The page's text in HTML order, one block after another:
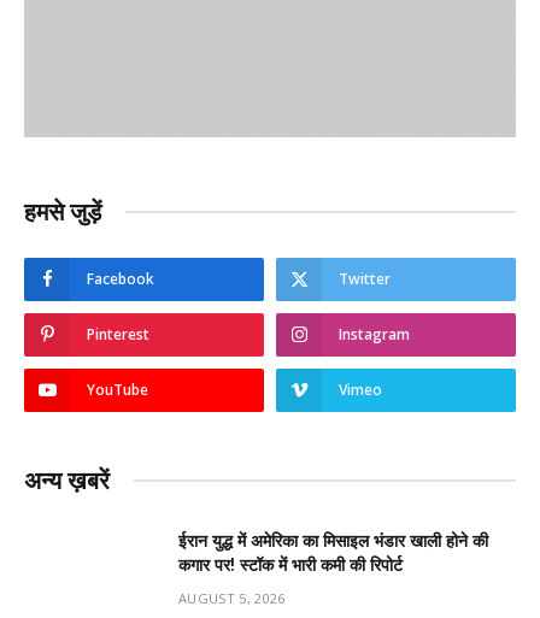
हमसे जुड़ें
Facebook Twitter
Pinterest Instagram
YouTube Vimeo
अन्य ख़बरें
ईरान युद्ध में अमेरिका का मिसाइल भंडार खाली होने की
कगार पर! स्टॉक में भारी कमी की रिपोर्ट
AUGUST 5, 2026